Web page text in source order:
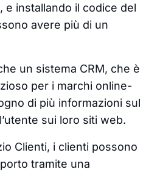
e installando il codice del
avere più di un
un sistema CRM, che è
per i marchi online-
di più informazioni sul
sui loro siti web.
Clienti, i clienti possono
tramite una